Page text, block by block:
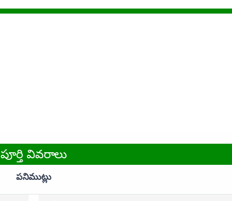
పూర్తి వివరాలు
పనిముట్లు